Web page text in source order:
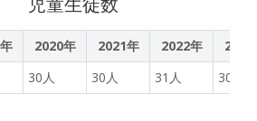
援を進めており、特に小中
を後押しする各種プログラ
ムの展開に力を入れていま
す。 粟島浦村立粟島浦小学
2020年 2021年 2022年
2023
30人 30人 31人 30人